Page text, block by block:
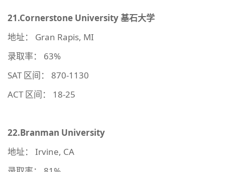
21.Cornerstone University基石大学
地址： Gran Rapis, MI
录取率： 63%
SAT 区间： 870-1130
ACT 区间： 18-25
22.Branman University
地址： Irvine, CA